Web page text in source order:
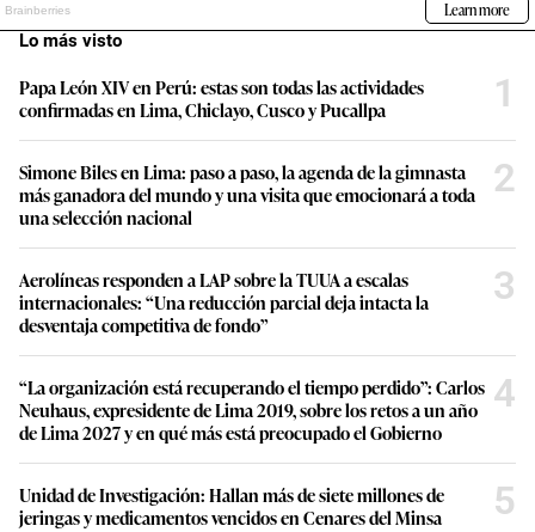
Lo más visto
Papa León XIV en Perú: estas son todas las actividades
confirmadas en Lima, Chiclayo, Cusco y Pucallpa
1
Simone Biles en Lima: paso a paso, la agenda de la gimnasta
más ganadora del mundo y una visita que emocionará a toda
una selección nacional
2
Aerolíneas responden a LAP sobre la TUUA a escalas
internacionales: “Una reducción parcial deja intacta la
desventaja competitiva de fondo”
3
“La organización está recuperando el tiempo perdido”: Carlos
Neuhaus, expresidente de Lima 2019, sobre los retos a un año
de Lima 2027 y en qué más está preocupado el Gobierno
4
Unidad de Investigación: Hallan más de siete millones de
jeringas y medicamentos vencidos en Cenares del Minsa
5